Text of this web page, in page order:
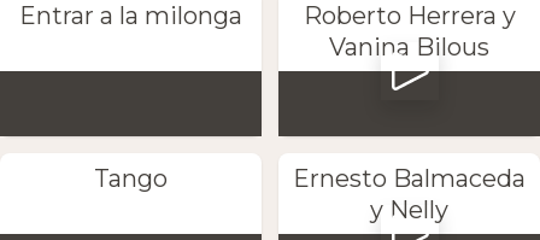
Entrar a la milonga
Roberto Herrera y
Vanina Bilous
Tango
Ernesto Balmaceda
y Nelly